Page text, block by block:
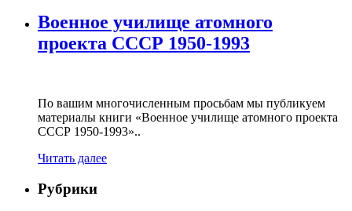
Военное училище атомного
проекта СССР 1950-1993
По вашим многочисленным просьбам мы публикуем
материалы книги «Военное училище атомного проекта
СССР 1950-1993»..
Читать далее
Рубрики